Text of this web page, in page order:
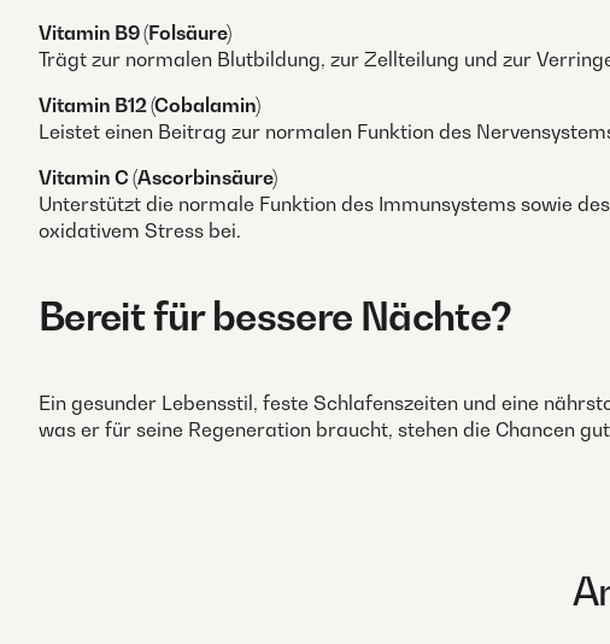
Vitamin B9 (Folsäure)
Trägt zur normalen Blutbildung, zur Zellteilung und zur
Vitamin B12 (Cobalamin)
Leistet einen Beitrag zur normalen Funktion des
Vitamin C (Ascorbinsäure)
Unterstützt die normale Funktion des Immunsystems sowie
oxidativem Stress bei.
Bereit für bessere Nächte?
Ein gesunder Lebensstil, feste Schlafenszeiten und eine
was er für seine Regeneration braucht, stehen die Chancen